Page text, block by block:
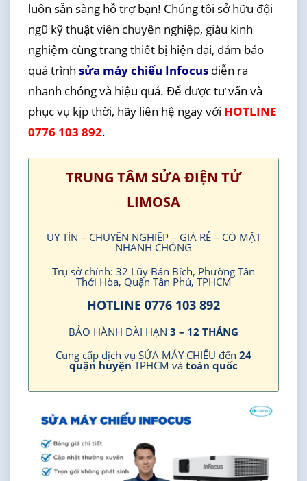
luôn sẵn sàng hỗ trợ bạn! Chúng tôi sở hữu đội
ngũ kỹ thuật viên chuyên nghiệp, giàu kinh
nghiệm cùng trang thiết bị hiện đại, đảm bảo
quá trình sửa máy chiếu Infocusdiễn ra
nhanh chóng và hiệu quả. Để được tư vấn và
phục vụ kịp thời, hãy liên hệ ngay với HOTLINE
0776 103 892.
TRUNG TÂM SỬA ĐIỆN TỬ
LIMOSA
UY TÍN – CHUYÊN NGHIỆP – GIÁ RẺ – CÓ MẶT
NHANH CHÓNG
Trụ sở chính: 32 Lũy Bán Bích, Phường Tân
Thới Hòa, Quận Tân Phú, TPHCM
HOTLINE 0776 103 892
BẢO HÀNH DÀI HẠN 3 – 12 THÁNG
Cung cấp dịch vụ SỬA MÁY CHIẾU đến 24
quận huyệnTPHCM và toàn quốc